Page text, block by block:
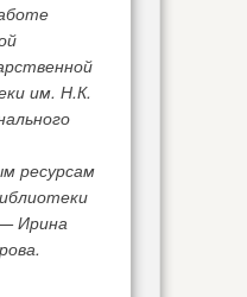
им. Н.К.
ресурсам
Ирина